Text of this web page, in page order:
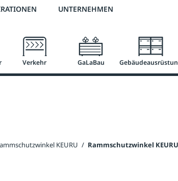
2 % Vorkassen-Skonto versandkostenfrei ab 50 €
UNTERNEHMEN
Verkehr GaLaBau
KEURU / Rammschutzwinkel